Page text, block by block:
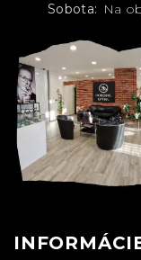
Sobota: Na